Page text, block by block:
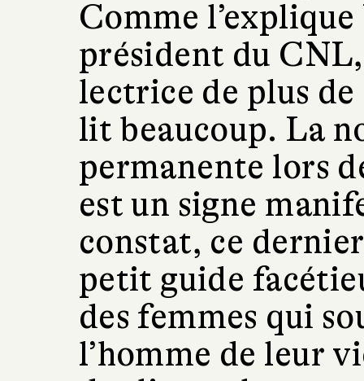
Comme
président du
lectrice de plus
lit beaucoup. La
permanente lors
est un signe
constat, ce
petit guide
des femmes qui
l’homme de leur